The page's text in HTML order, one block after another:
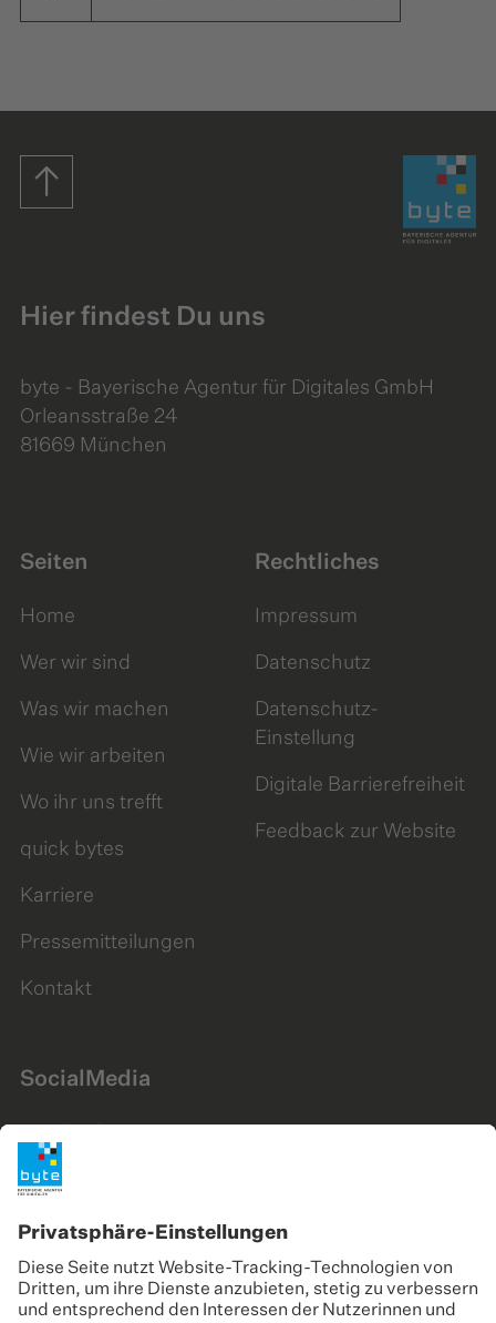
Startseite
Hier findest Du uns
byte - Bayerische Agentur für Digitales GmbH
Orleansstraße 24
81669 München
Seiten
Home
Wer wir sind
Was wir machen
Wie wir arbeiten
Wo ihr uns trefft
quick bytes
Karriere
Pressemitteilungen
Kontakt
Rechtliches
Impressum
Datenschutz
Datenschutz-
Einstellung
Digitale Barrierefreiheit
Feedback zur Website
SocialMedia
Instagram
YouTube